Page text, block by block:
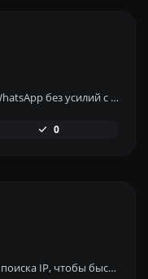
Создавайте ссылки для сообщений WhatsApp без усилий с помощью нашего инструмента генерации ссылок WhatsApp для мгновенной связи.
0
Используйте инструмент обратного поиска IP, чтобы быстро и легко найти домен или хост, связанный с любым IP-адресом.